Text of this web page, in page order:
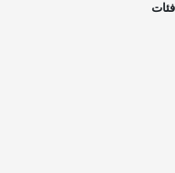
فئات